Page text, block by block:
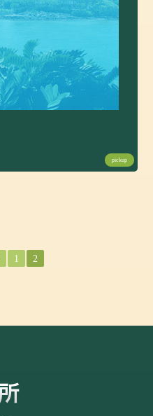
pickup
1 2